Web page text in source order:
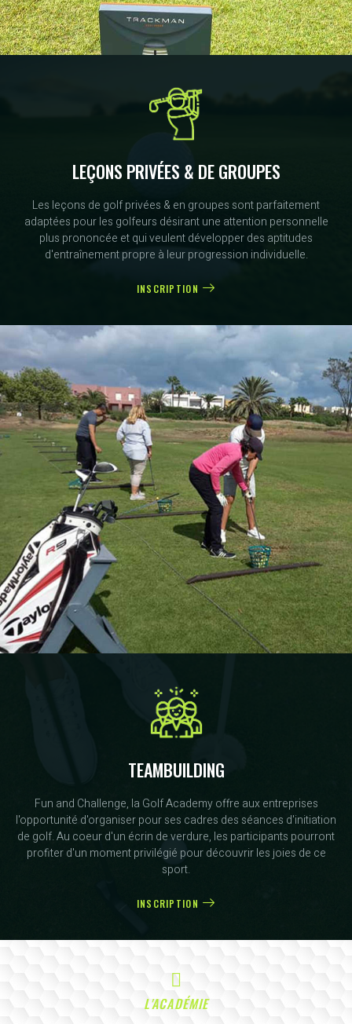
LEÇONS PRIVÉES & DE GROUPES
Les leçons de golf privées & en groupes sont parfaitement
adaptées pour les golfeurs désirant une attention personnelle
plus prononcée et qui veulent développer des aptitudes
d'entraînement propre à leur progression individuelle.
INSCRIPTION
TEAMBUILDING
Fun and Challenge, la Golf Academy offre aux entreprises
l'opportunité d'organiser pour ses cadres des séances d'initiation
de golf. Au coeur d'un écrin de verdure, les participants pourront
profiter d'un moment privilégié pour découvrir les joies de ce
sport.
INSCRIPTION
L'ACADÉMIE